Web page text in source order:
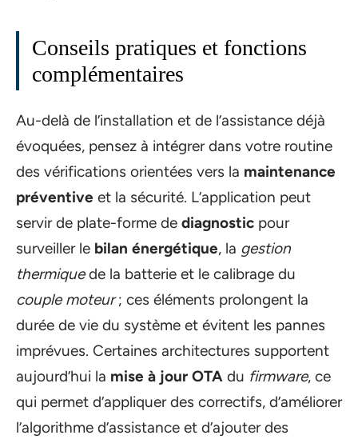
Conseils pratiques et fonctions
complémentaires
Au-delà de l’installation et de l’assistance déjà
évoquées, pensez à intégrer dans votre routine
des vérifications orientées vers la maintenance
préventive et la sécurité. L’application peut
servir de plate-forme de diagnostic pour
surveiller le bilan énergétique, la gestion
thermiquede la batterie et le calibrage du
couple moteur; ces éléments prolongent la
durée de vie du système et évitent les pannes
imprévues. Certaines architectures supportent
aujourd’hui la mise à jour OTA du firmware, ce
qui permet d’appliquer des correctifs, d’améliorer
l’algorithme d’assistance et d’ajouter des